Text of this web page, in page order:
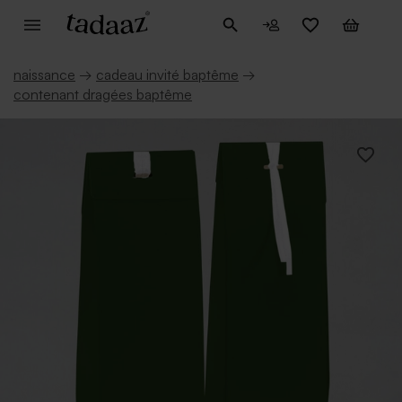
naissance → cadeau invité baptême →
contenant dragées baptême